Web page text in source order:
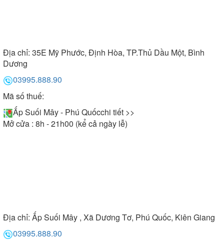
Địa chỉ: 35E Mỹ Phước, Định Hòa, TP.Thủ Dầu Một, Bình
Dương
03995.888.90
Mã số thuế:
Ấp Suối Mây - Phú Quốcchi tiết >>
Mở cửa : 8h - 21h00 (kể cả ngày lễ)
Địa chỉ: Ấp Suối Mây , Xã Dương Tơ, Phú Quốc, Kiên Giang
03995.888.90